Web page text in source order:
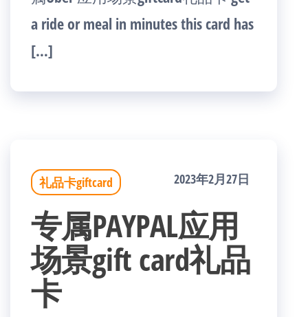
a ride or meal in minutes this card has
[…]
礼品卡giftcard 2023年2月27日
专属PAYPAL应用
场景gift card礼品
卡